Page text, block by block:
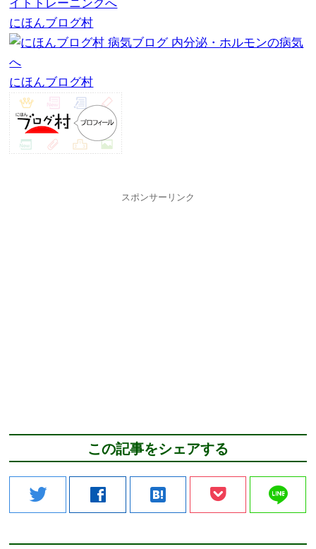
にほんブログ村
にほんブログ村
スポンサーリンク
この記事をシェアする
twitter facebook hatenabookmark line